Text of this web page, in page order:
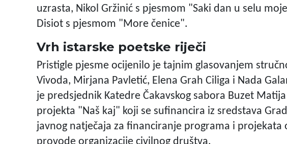
uzrasta, Nikol Gržinić s pjesmom "Saki dan u selu
Disiot s pjesmom "More čenice".
Vrh istarske poetske riječi
Pristigle pjesme ocijenilo je tajnim glasovanjem
Vivoda, Mirjana Pavletić, Elena Grah Ciliga i Nada
je predsjednik Katedre Čakavskog sabora Buzet
projekta "Naš kaj" koji se sufinancira iz sredstava
javnog natječaja za financiranje programa i projekata